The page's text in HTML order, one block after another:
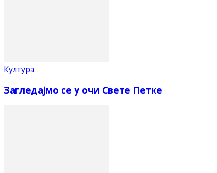
Култура
Загледајмо се у очи Свете Петке